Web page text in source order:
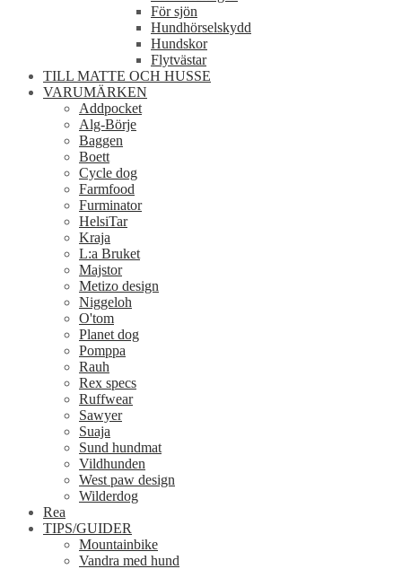
För sjön
Hundhörselskydd
Hundskor
Flytvästar
TILL MATTE OCH HUSSE
VARUMÄRKEN
Addpocket
Alg-Börje
Baggen
Boett
Cycle dog
Farmfood
Furminator
HelsiTar
Kraja
L:a Bruket
Majstor
Metizo design
Niggeloh
O'tom
Planet dog
Pomppa
Rauh
Rex specs
Ruffwear
Sawyer
Suaja
Sund hundmat
Vildhunden
West paw design
Wilderdog
Rea
TIPS/GUIDER
Mountainbike
Vandra med hund